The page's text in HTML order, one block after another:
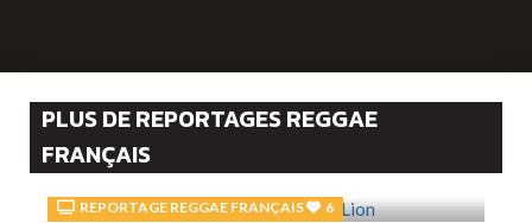
PLUS DE REPORTAGES REGGAE
FRANÇAIS
REPORTAGE REGGAE FRANÇAIS 6